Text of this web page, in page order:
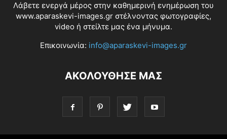
Λάβετε ενεργά μέρος στην καθημερινή ενημέρωση του
www.aparaskevi-images.gr στέλνοντας φωτογραφίες,
video ή στείλτε μας ένα μήνυμα.
Επικοινωνία: info@aparaskevi-images.gr
ΑΚΟΛΟΥΘΗΣΕ ΜΑΣ